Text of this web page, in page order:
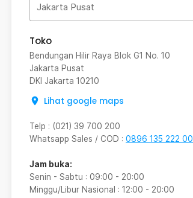
Jakarta Pusat
Toko
Bendungan Hilir Raya Blok G1 No. 10
Jakarta Pusat
DKI Jakarta 10210
Lihat google maps
Telp : (021) 39 700 200
Whatsapp Sales / COD : 0896 135 222 00
Jam buka:
Senin - Sabtu : 09:00 - 20:00
Minggu/Libur Nasional : 12:00 - 20:00